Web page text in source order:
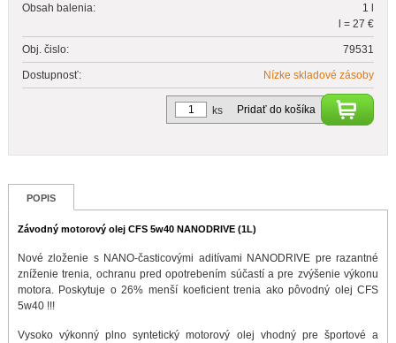
Obsah balenia:
1 l
l = 27 €
Obj. čislo: 79531
Dostupnosť: Nízke skladové zásoby
Pridať do košíka
ks
POPIS
Závodný motorový olej CFS 5w40 NANODRIVE (1L)
Nové zloženie s NANO-časticovými aditívami NANODRIVE pre razantné
zníženie trenia, ochranu pred opotrebením súčastí a pre zvýšenie výkonu
motora. Poskytuje o 26% menší koeficient trenia ako pôvodný olej CFS
5w40 !!!
Vysoko výkonný plno syntetický motorový olej vhodný pre športové a